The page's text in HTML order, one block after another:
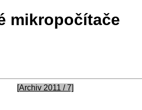
mikropočítače
[Archiv 2011 / 7]